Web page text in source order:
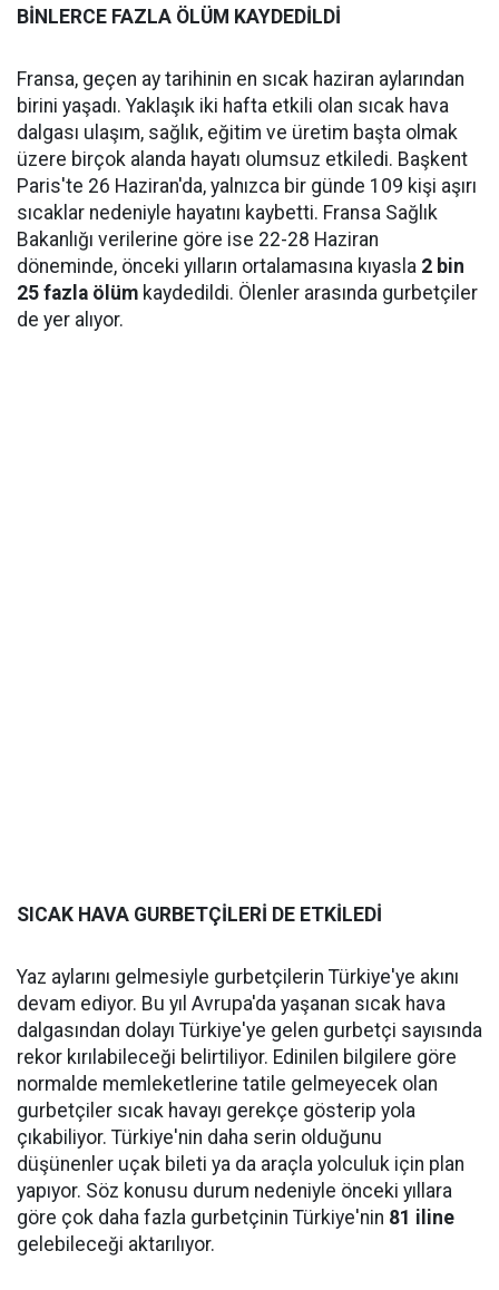
BİNLERCE FAZLA ÖLÜM KAYDEDİLDİ
Fransa, geçen ay tarihinin en sıcak haziran aylarından
birini yaşadı. Yaklaşık iki hafta etkili olan sıcak hava
dalgası ulaşım, sağlık, eğitim ve üretim başta olmak
üzere birçok alanda hayatı olumsuz etkiledi. Başkent
Paris'te 26 Haziran'da, yalnızca bir günde 109 kişi aşırı
sıcaklar nedeniyle hayatını kaybetti. Fransa Sağlık
Bakanlığı verilerine göre ise 22-28 Haziran
döneminde, önceki yılların ortalamasına kıyasla 2 bin
25 fazla ölüm kaydedildi. Ölenler arasında gurbetçiler
de yer alıyor.
SICAK HAVA GURBETÇİLERİ DE ETKİLEDİ
Yaz aylarını gelmesiyle gurbetçilerin Türkiye'ye akını
devam ediyor. Bu yıl Avrupa'da yaşanan sıcak hava
dalgasından dolayı Türkiye'ye gelen gurbetçi sayısında
rekor kırılabileceği belirtiliyor. Edinilen bilgilere göre
normalde memleketlerine tatile gelmeyecek olan
gurbetçiler sıcak havayı gerekçe gösterip yola
çıkabiliyor. Türkiye'nin daha serin olduğunu
düşünenler uçak bileti ya da araçla yolculuk için plan
yapıyor. Söz konusu durum nedeniyle önceki yıllara
göre çok daha fazla gurbetçinin Türkiye'nin 81 iline
gelebileceği aktarılıyor.